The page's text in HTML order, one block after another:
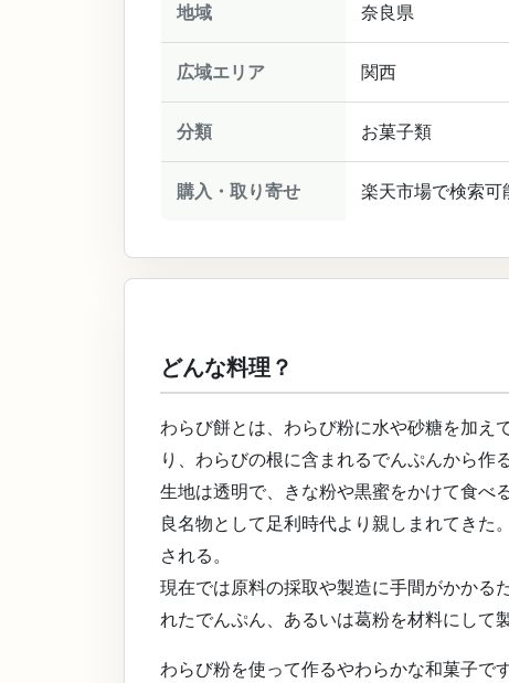
地域 奈良県
広域エリア 関西
分類 お菓子類
購入・取り寄せ 楽天市場で検索可
どんな料理？
わらび餅とは、わらび粉に水や砂糖を加え
り、わらびの根に含まれるでんぷんから作
生地は透明で、きな粉や黒蜜をかけて食べ
良名物として足利時代より親しまれてきた
される。
現在では原料の採取や製造に手間がかかる
れたでんぷん、あるいは葛粉を材料にして
わらび粉を使って作るやわらかな和菓子で